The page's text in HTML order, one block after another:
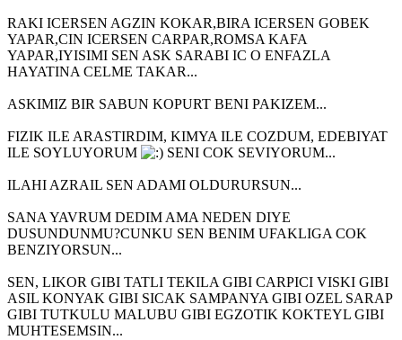
RAKI ICERSEN AGZIN KOKAR,BIRA ICERSEN GOBEK
YAPAR,CIN ICERSEN CARPAR,ROMSA KAFA
YAPAR,IYISIMI SEN ASK SARABI IC O ENFAZLA
HAYATINA CELME TAKAR...
ASKIMIZ BIR SABUN KOPURT BENI PAKIZEM...
FIZIK ILE ARASTIRDIM, KIMYA ILE COZDUM, EDEBIYAT
ILE SOYLUYORUM
SENI COK SEVIYORUM...
ILAHI AZRAIL SEN ADAMI OLDURURSUN...
SANA YAVRUM DEDIM AMA NEDEN DIYE
DUSUNDUNMU?CUNKU SEN BENIM UFAKLIGA COK
BENZIYORSUN...
SEN, LIKOR GIBI TATLI TEKILA GIBI CARPICI VISKI GIBI
ASIL KONYAK GIBI SICAK SAMPANYA GIBI OZEL SARAP
GIBI TUTKULU MALUBU GIBI EGZOTIK KOKTEYL GIBI
MUHTESEMSIN...